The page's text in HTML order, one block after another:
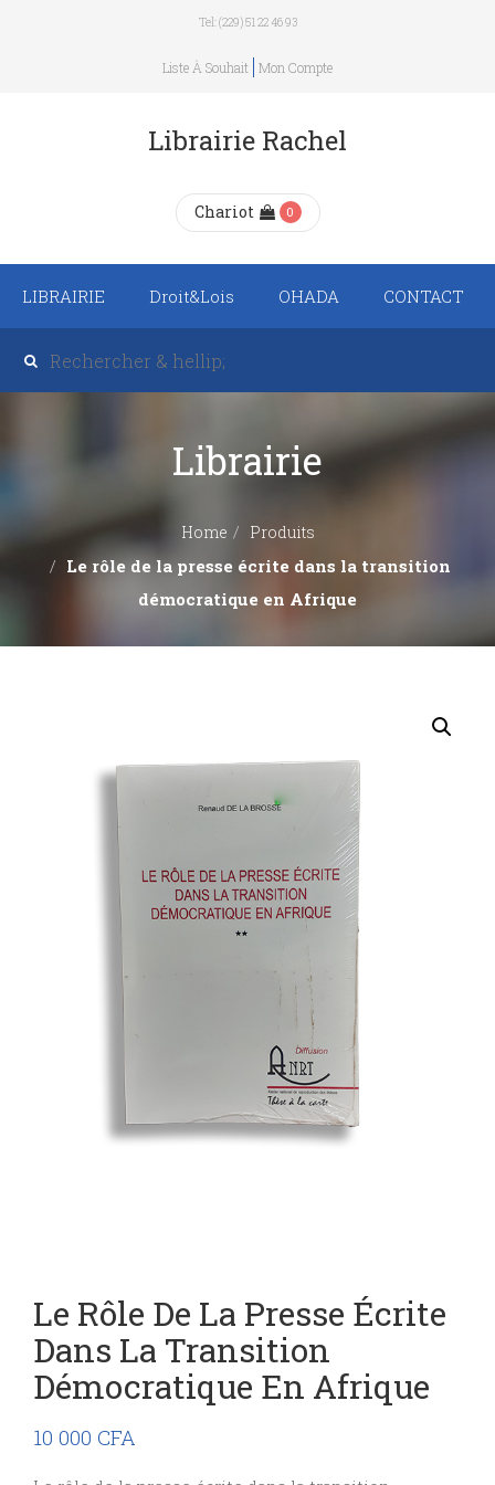
Tel: (229) 51 22 46 93
Liste À Souhait Mon Compte
Librairie Rachel
Chariot 0
LIBRAIRIE Droit&Lois
Recueil de texte de
lois
OHADA CONTACT
Librairie
Home Produits
Le rôle de la presse écrite dans la transition
démocratique en Afrique
Le Rôle De La Presse Écrite
Dans La Transition
Démocratique En Afrique
10 000 CFA